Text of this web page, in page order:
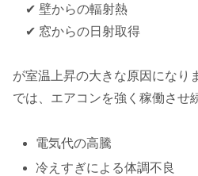
✔ 壁からの輻射熱
✔ 窓からの日射取得
が室温上昇の大きな原因になり
では、エアコンを強く稼働させ
電気代の高騰
冷えすぎによる体調不良